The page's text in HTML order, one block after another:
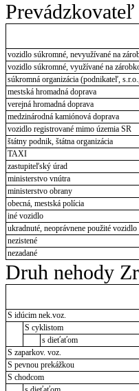
vozidlo súkromné, nevyužívané na
vozidlo súkromné, využívané na
súkromná organizácia (podnikateľ,
mestská hromadná doprava
verejná hromadná doprava
medzinárodná kamiónová doprava
vozidlo registrované mimo územia SR
štátny podnik, štátna organizácia
TAXI
zastupiteľský úrad
ministerstvo vnútra
ministerstvo obrany
obecná, mestská polícia
iné vozidlo
ukradnuté, neoprávnene použité vozidlo
nezistené
nezadané
Druh nehody
S idúcim nek.voz.
S cyklistom
s dieťaťom
S zaparkov. voz.
S pevnou prekážkou
S chodcom